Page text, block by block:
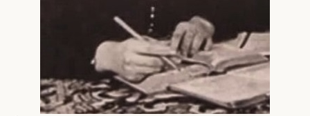
Saint Sophrony l’Athonite
Sainte Xenia
Sainte Matrone de Moscou
Staritsa Marie Makovkine
Natalia de Vyritsa
Staritsa Anastasia
Archimandrite Lazare (Abachidzé)
Geronda Arsenios le Spiléote
Gerondissa Makrina (Vassopoulou)